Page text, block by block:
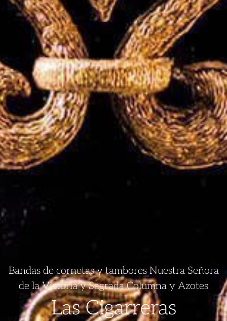
Bandas de cornetas y tambores Nuestra Señora
de la Victoria y Sagrada Columna y Azotes
Las Cigarreras